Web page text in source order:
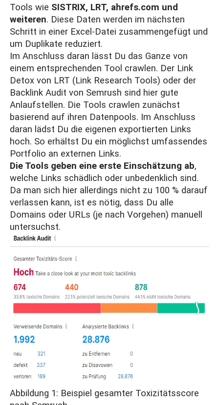
Tools wie SISTRIX, LRT, ahrefs.com und
weiteren. Diese Daten werden im nächsten
Schritt in einer Excel-Datei zusammengefügt und
um Duplikate reduziert.
Im Anschluss daran lässt Du das Ganze von
einem entsprechenden Tool crawlen. Der Link
Detox von LRT (Link Research Tools) oder der
Backlink Audit von Semrush sind hier gute
Anlaufstellen. Die Tools crawlen zunächst
basierend auf ihren Datenpools. Im Anschluss
daran lädst Du die eigenen exportierten Links
hoch. So erhältst Du ein möglichst umfassendes
Portfolio an externen Links.
Die Tools geben eine erste Einschätzung ab,
welche Links schädlich oder unbedenklich sind.
Da man sich hier allerdings nicht zu 100 % darauf
verlassen kann, ist es nötig, dass Du alle
Domains oder URLs (je nach Vorgehen) manuell
untersuchst.
Abbildung 1: Beispiel gesamter Toxizitätsscore